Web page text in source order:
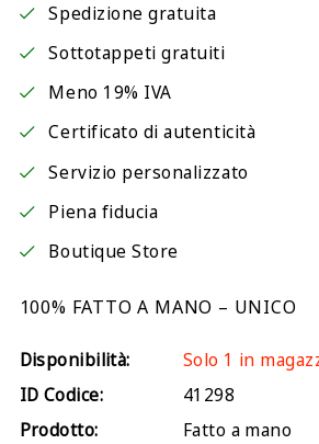
Spedizione gratuita
Sottotappeti gratuiti
Meno 19% IVA
Certificato di autenticità
Servizio personalizzato
Piena fiducia
Boutique Store
100% FATTO A MANO – UNICO
Disponibilità:
Solo 1 in
ID Codice:
41298
Prodotto:
Fatto a mano